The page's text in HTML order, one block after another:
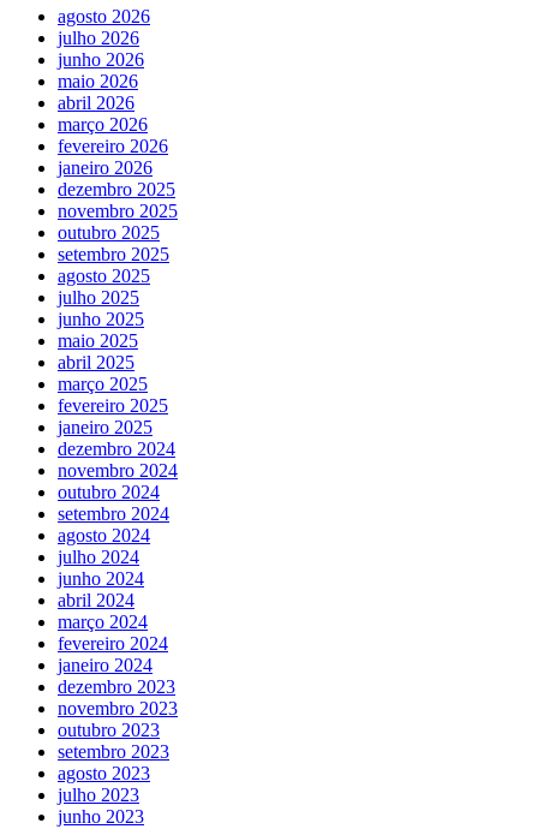
agosto 2026
julho 2026
junho 2026
maio 2026
abril 2026
março 2026
fevereiro 2026
janeiro 2026
dezembro 2025
novembro 2025
outubro 2025
setembro 2025
agosto 2025
julho 2025
junho 2025
maio 2025
abril 2025
março 2025
fevereiro 2025
janeiro 2025
dezembro 2024
novembro 2024
outubro 2024
setembro 2024
agosto 2024
julho 2024
junho 2024
abril 2024
março 2024
fevereiro 2024
janeiro 2024
dezembro 2023
novembro 2023
outubro 2023
setembro 2023
agosto 2023
julho 2023
junho 2023